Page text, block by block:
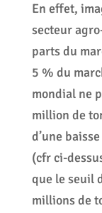
En effet,
secteur
parts du
5 % du
mondial ne
million de
d’une
(cfr ci-
que le seuil
millions de